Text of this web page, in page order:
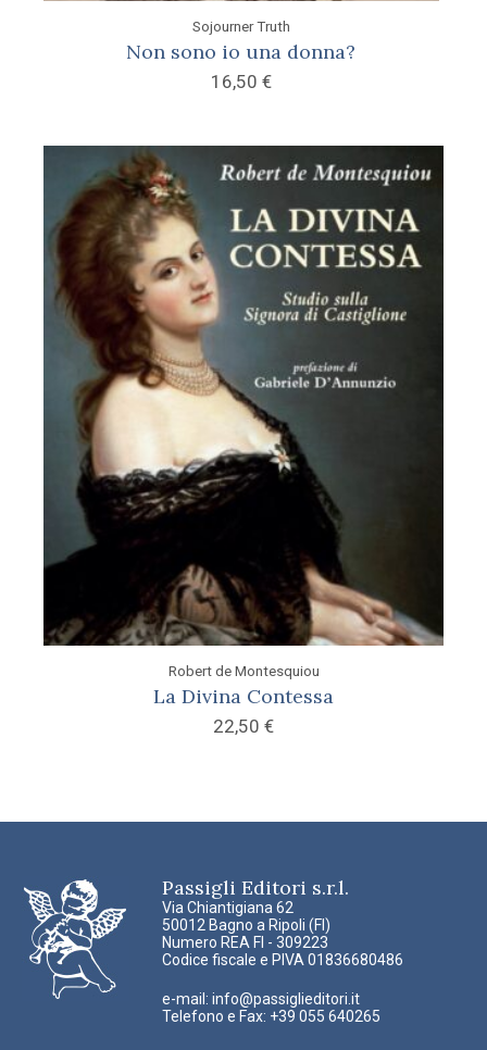
Sojourner Truth
Non sono io una donna?
16,50 €
Robert de Montesquiou
La Divina Contessa
22,50 €
Passigli Editori s.r.l.
Via Chiantigiana 62
50012 Bagno a Ripoli (FI)
Numero REA FI - 309223
Codice fiscale e PIVA 01836680486
e-mail: info@passiglieditori.it
Telefono e Fax: +39 055 640265